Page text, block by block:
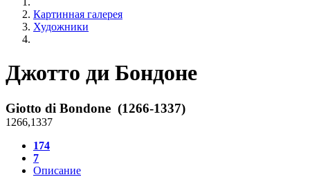
Картинная галерея
Художники
Джотто ди Бондоне
Giotto di Bondone (1266-1337)
1266,1337
174
7
Описание